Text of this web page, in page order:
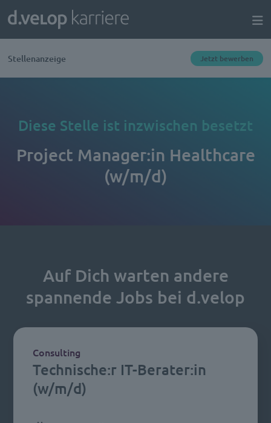
Stellenanzeige Jetzt bewerben
Diese Stelle ist inzwischen besetzt
Project Manager:in Healthcare
(w/m/d)
Auf Dich warten andere
spannende Jobs bei d.velop
Technische:r IT-Berater:in
(w/m/d)
Consulting